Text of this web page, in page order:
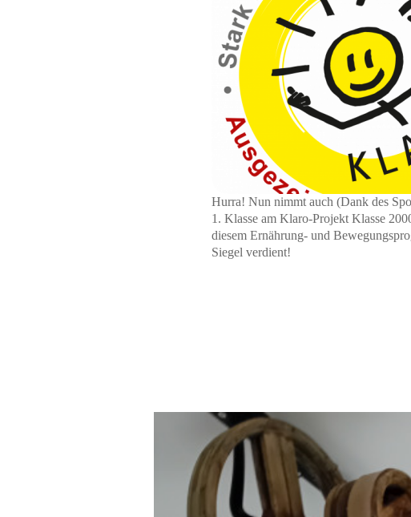
Hurra! Nun nimmt auch (Dank des
1. Klasse am Klaro-Projekt Klasse
diesem Ernährung- und
Siegel verdient!